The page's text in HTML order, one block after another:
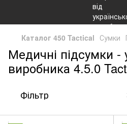
Каталог 450 Tactical Сумки
Медичні підсумки -
виробника 4.5.0
Фільтр